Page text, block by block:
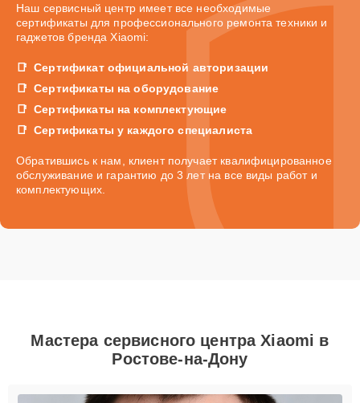
Наш сервисный центр имеет все необходимые
сертификаты для профессионального ремонта техники и
гаджетов бренда Xiaomi:
Сертификат официальной авторизации
Сертификаты на оборудование
Сертификаты на комплектующие
Сертификаты у каждого специалиста
Обратившись к нам, клиент получает квалифицированное
обслуживание и гарантию до 3 лет на все виды работ и
комплектующих.
Мастера сервисного центра Xiaomi в
Ростове-на-Дону